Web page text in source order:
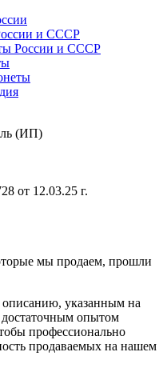
и СССР
России и СССР
(ИП)
от 12.03.25 г.
мы продаем, прошли
описанию, указанным на
опытом
профессионально
продаваемых на нашем